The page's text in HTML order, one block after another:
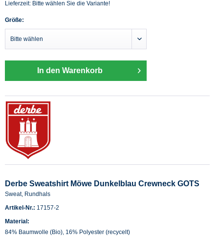
Lieferzeit: Bitte wählen Sie die Variante!
Größe:
In den Warenkorb
Derbe Sweatshirt Möwe Dunkelblau Crewneck GOTS
Sweat, Rundhals
Artikel-Nr.: 17157-2
Material:
84% Baumwolle (Bio), 16% Polyester (recycelt)